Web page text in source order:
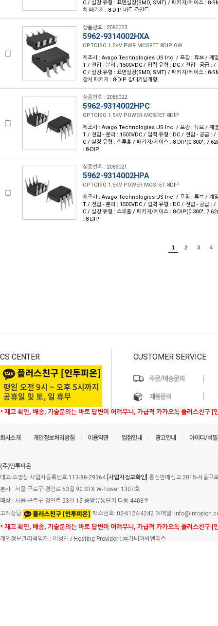
C / 실장 유형 : 표면실장(SMD, SMT) / 패키지/케이스 : 8-
치 패키지 : 8-DIP 버트 조인트
상품번호 : 2086023
5962-9314002HXA
OPTOISO 1.5KV PWR MOSFET 8DIP GW
제조사 : Avago Technologies US Inc. / 포장 : 튜브 / 계
T / 전압 - 분리 : 1500VDC / 입력 유형 : DC / 전압 - 공급 : /
C / 실장 유형 : 표면실장(SMD, SMT) / 패키지/케이스 : 8-
장치 패키지 : 8-DIP 갈매기날개형
상품번호 : 2086022
5962-9314002HPC
OPTOISO 1.5KV POWER MOSFET 8DIP
제조사 : Avago Technologies US Inc. / 포장 : 튜브 / 계
T / 전압 - 분리 : 1500VDC / 입력 유형 : DC / 전압 - 공급 : /
C / 실장 유형 : 스루홀 / 패키지/케이스 : 8-DIP(0.300",
: 8-DIP
상품번호 : 2086021
5962-9314002HPA
OPTOISO 1.5KV POWER MOSFET 8DIP
제조사 : Avago Technologies US Inc. / 포장 : 튜브 / 계
T / 전압 - 분리 : 1500VDC / 입력 유형 : DC / 전압 - 공급 : /
C / 실장 유형 : 스루홀 / 패키지/케이스 : 8-DIP(0.300",
: 8-DIP
1 2 3 4
CS CENTER
* 재고 확인, 배송, 기술문의는 바로 답변이 어려우니, 가급적 카카오톡 플러스친구 [
CUSTOMER SERVICE
(주)인투피온
대표:소영삼 사업자등록번호:113-86-29364 [사업자정보확인] 통신판매신고:2015-서울구
본사 : 서울 구로구 경인로 53길 90 STX W-Tower 1307호
매장 : 서울 구로구 경인로 53길 15 중앙유통단지 다동 4403호
고객상담
팩스번호: 02-6124-4242 이메일:
* 재고 확인, 배송, 기술문의는 바로 답변이 어려우니, 가급적 카카오톡 플러스친구 [
개인정보관리책임자 : 이성민 / Hosting Provider : ㈜가비아씨엔에 스